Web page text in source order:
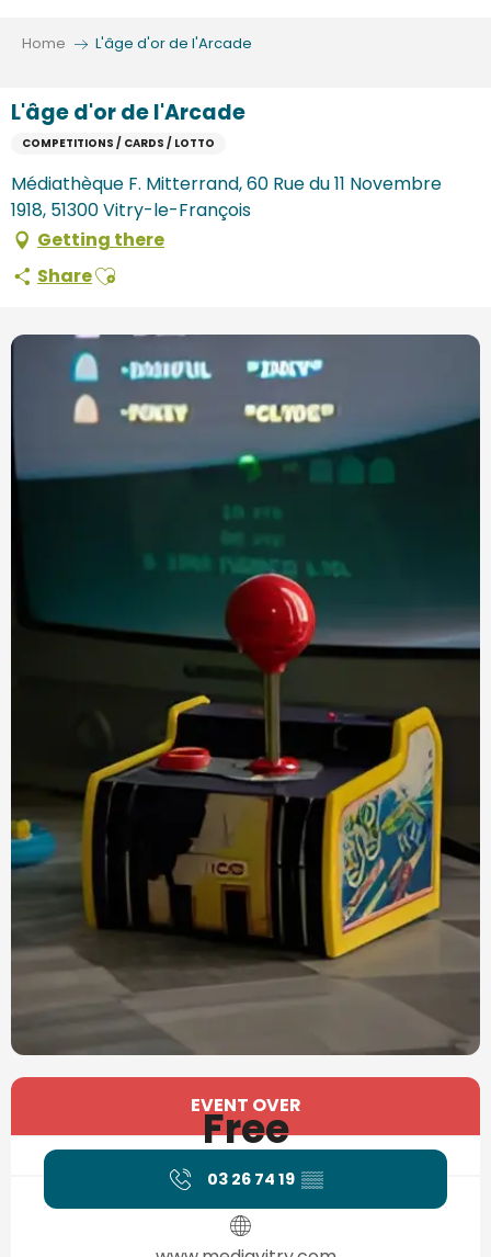
Home L'âge d'or de l'Arcade
L'âge d'or de l'Arcade
COMPETITIONS / CARDS / LOTTO
Médiathèque F. Mitterrand, 60 Rue du 11 Novembre
1918, 51300 Vitry-le-François
Getting there
ShareAjouter aux favoris
Opening hours & contact details
EVENT OVER
Free
03 26 74 19 ▒▒